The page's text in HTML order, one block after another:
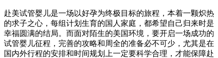
赴美试管婴儿是一场以好孕为终极目标的旅程，本着一颗炽热
的求子之心，每组计划生育的国人家庭，都希望自己归来时是
幸福圆满的结局。而面对陌生的美国环境，要开启一场成功的
试管婴儿征程，完善的攻略和周全的准备必不可少，尤其是在
国内外行程的安排和时间规划上一定要科学合理，才能保障赴